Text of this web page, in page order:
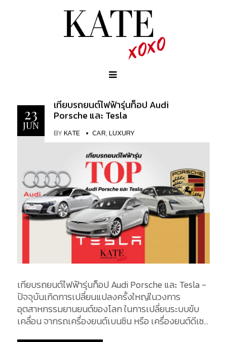
23
JUN
เทียบรถยนต์ไฟฟ้ารุ่นท็อป Audi
Porsche และ Tesla
BYKATE CAR,LUXURY
เทียบรถยนต์ไฟฟ้ารุ่นท็อป Audi Porsche และ Tesla -
ปัจจุบันเกิดการเปลี่ยนแปลงครั้งใหญ่ในวงการ
อุตสาหกรรมยานยนต์ของโลก ในการเปลี่ยนระบบขับ
เคลื่อน จากรถเครื่องยนต์เบนซิน หรือ เครื่องยนต์ดีเซล